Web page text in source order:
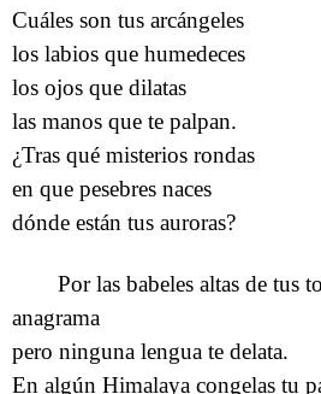
Cuáles son tus arcángeles
los labios que humedeces
los ojos que dilatas
las manos que te palpan.
¿Tras qué misterios rondas
en que pesebres naces
dónde están tus auroras?
Por las babeles altas de tus
anagrama
pero ninguna lengua te delata.
En algún Himalaya congelas tu